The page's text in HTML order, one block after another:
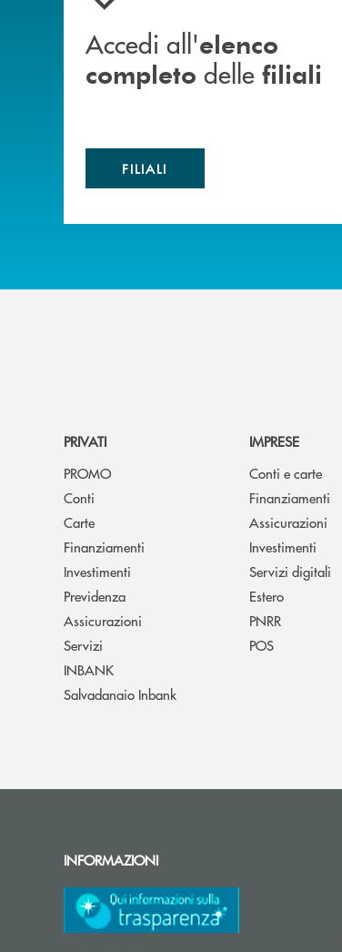
Accedi all'elenco
completo delle filiali
FILIALI
PRIVATI
PROMO
Conti
Carte
Finanziamenti
Investimenti
Previdenza
Assicurazioni
Servizi
INBANK
Salvadanaio Inbank
IMPRESE
Conti e carte
Finanziamenti
Assicurazioni
Investimenti
Servizi digitali
Estero
PNRR
POS
INFORMAZIONI